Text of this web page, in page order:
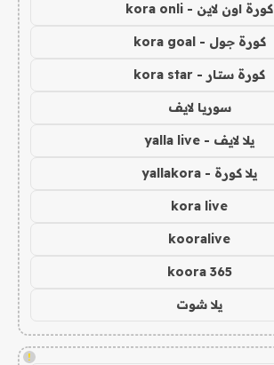
كورة اون لاين - kora onli
كورة جول - kora goal
كورة ستار - kora star
سوريا لايف
يلا لايف - yalla live
يلا كورة - yallakora
kora live
kooralive
koora 365
يلا شوت
!